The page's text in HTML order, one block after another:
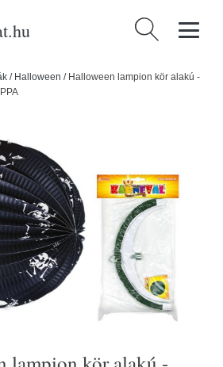
Keresés:
/ Halloween / Halloween lampion kör alakú -